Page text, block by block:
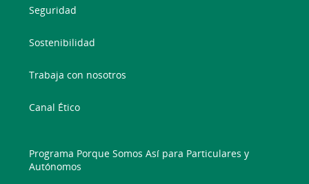
Seguridad
Sostenibilidad
Trabaja con nosotros
Canal Ético
Programa Porque Somos Así para Particulares y
Autónomos